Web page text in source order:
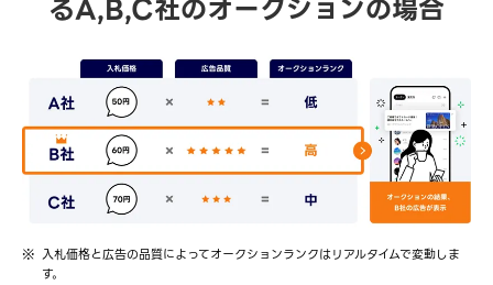
るA,B,C社のオークションの場合
入札価格と広告の品質によってオークションランクはリアルタイムで変動しま
す。